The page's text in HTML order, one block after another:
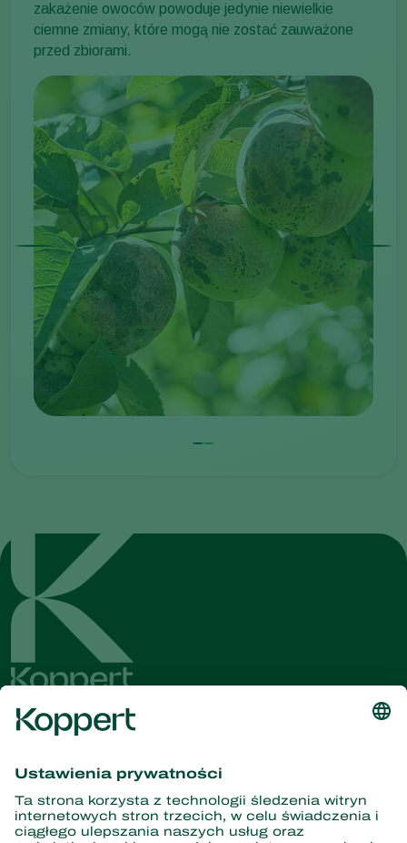
zakażenie owoców powoduje jedynie niewielkie
ciemne zmiany, które mogą nie zostać zauważone
przed zbiorami.
Dostęp do najnowszych
wiadomości i informacji
Zasubskrybuj tutaj